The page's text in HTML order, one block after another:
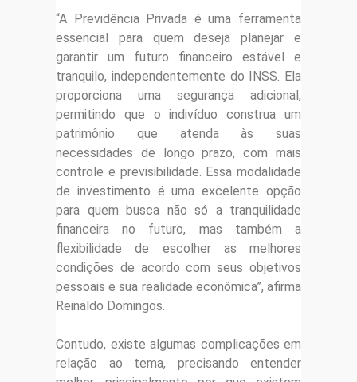
“A Previdência Privada é uma ferramenta
essencial para quem deseja planejar e
garantir um futuro financeiro estável e
tranquilo, independentemente do INSS. Ela
proporciona uma segurança adicional,
permitindo que o indivíduo construa um
patrimônio que atenda às suas
necessidades de longo prazo, com mais
controle e previsibilidade. Essa modalidade
de investimento é uma excelente opção
para quem busca não só a tranquilidade
financeira no futuro, mas também a
flexibilidade de escolher as melhores
condições de acordo com seus objetivos
pessoais e sua realidade econômica”, afirma
Reinaldo Domingos.
Contudo, existe algumas complicações em
relação ao tema, precisando entender